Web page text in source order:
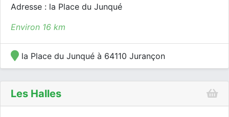
Adresse : la Place du Junqué
Environ 16 km
la Place du Junqué à 64110 Jurançon
Les Halles